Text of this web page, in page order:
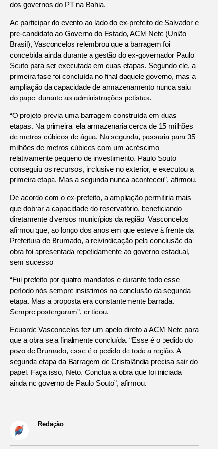
dos governos do PT na Bahia.
Ao participar do evento ao lado do ex-prefeito de Salvador e
pré-candidato ao Governo do Estado, ACM Neto (União
Brasil), Vasconcelos relembrou que a barragem foi
concebida ainda durante a gestão do ex-governador Paulo
Souto para ser executada em duas etapas. Segundo ele, a
primeira fase foi concluída no final daquele governo, mas a
ampliação da capacidade de armazenamento nunca saiu
do papel durante as administrações petistas.
“O projeto previa uma barragem construída em duas
etapas. Na primeira, ela armazenaria cerca de 15 milhões
de metros cúbicos de água. Na segunda, passaria para 35
milhões de metros cúbicos com um acréscimo
relativamente pequeno de investimento. Paulo Souto
conseguiu os recursos, inclusive no exterior, e executou a
primeira etapa. Mas a segunda nunca aconteceu”, afirmou.
De acordo com o ex-prefeito, a ampliação permitiria mais
que dobrar a capacidade do reservatório, beneficiando
diretamente diversos municípios da região. Vasconcelos
afirmou que, ao longo dos anos em que esteve à frente da
Prefeitura de Brumado, a reivindicação pela conclusão da
obra foi apresentada repetidamente ao governo estadual,
sem sucesso.
“Fui prefeito por quatro mandatos e durante todo esse
período nós sempre insistimos na conclusão da segunda
etapa. Mas a proposta era constantemente barrada.
Sempre postergaram”, criticou.
Eduardo Vasconcelos fez um apelo direto a ACM Neto para
que a obra seja finalmente concluída. “Esse é o pedido do
povo de Brumado, esse é o pedido de toda a região. A
segunda etapa da Barragem de Cristalândia precisa sair do
papel. Faça isso, Neto. Conclua a obra que foi iniciada
ainda no governo de Paulo Souto”, afirmou.
Redação